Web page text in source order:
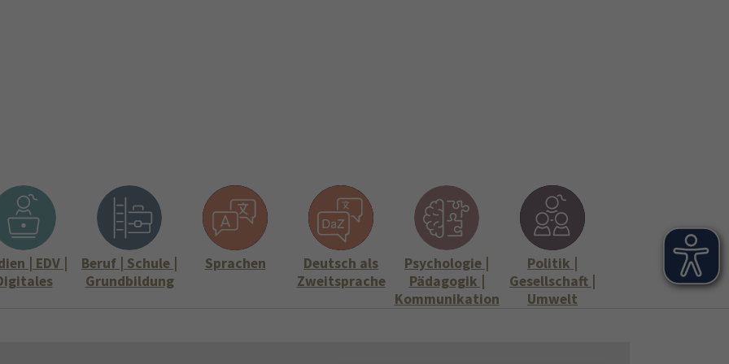
| EDV |
Beruf | Schule |
Grundbildung
Sprachen
Deutsch als
Zweitsprache
Psychologie |
Pädagogik |
Kommunikation
Politik |
Gesellschaft |
Umwelt